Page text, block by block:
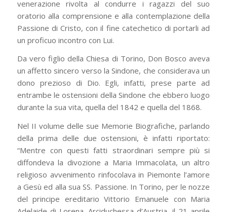
venerazione rivolta al condurre i ragazzi del suo
oratorio alla comprensione e alla contemplazione della
Passione di Cristo, con il fine catechetico di portarli ad
un proficuo incontro con Lui.
Da vero figlio della Chiesa di Torino, Don Bosco aveva
un affetto sincero verso la Sindone, che considerava un
dono prezioso di Dio. Egli, infatti, prese parte ad
entrambe le ostensioni della Sindone che ebbero luogo
durante la sua vita, quella del 1842 e quella del 1868.
Nel II volume delle sue Memorie Biografiche, parlando
della prima delle due ostensioni, è infatti riportato:
“Mentre con questi fatti straordinari sempre più si
diffondeva la divozione a Maria Immacolata, un altro
religioso avvenimento rinfocolava in Piemonte l’amore
a Gesù ed alla sua SS. Passione. In Torino, per le nozze
del principe ereditario Vittorio Emanuele con Maria